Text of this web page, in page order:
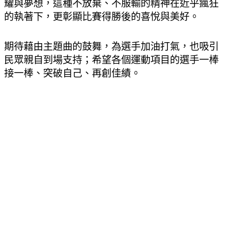
的執著下，更彰顯比賽得勝後的喜悅與美好。
期待藉由主題曲的鼓舞，為選手加油打氣，也吸引
民眾親自到場支持；希望各個運動項目的選手一棒
接一棒、突破自己、再創佳績。